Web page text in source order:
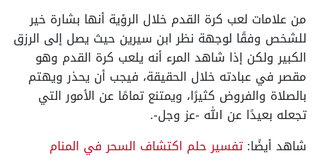
من علامات لعب كرة القدم خلال الرؤية أنها بشارة خير
للشخص وفقًا لوجهة نظر ابن سيرين حيث يصل إلى الرزق
الكبير ولكن إذا شاهد المرء أنه يلعب كرة القدم وهو
مقصر في عبادته خلال الحقيقة، فيجب أن يحذر ويهتم
بالصلاة والفروض كثيرًا، ويمتنع تمامًا عن الأمور التي
تجعله بعيدًا عن الله -عز وجل-.
شاهد أيضًا:تفسير حلم اكتشاف السحر في المنام